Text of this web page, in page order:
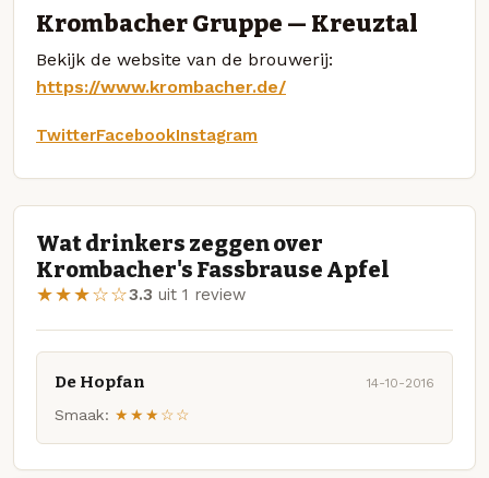
Krombacher Gruppe — Kreuztal
Bekijk de website van de brouwerij:
https://www.krombacher.de/
TwitterFacebookInstagram
Wat drinkers zeggen over
Krombacher's Fassbrause Apfel
★★★☆☆3.3 uit 1 review
De Hopfan 14-10-2016
Smaak: ★★★☆☆